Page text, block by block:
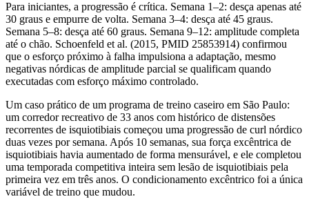
Para iniciantes, a progressão é crítica. Semana 1–2: desça apenas até
30 graus e empurre de volta. Semana 3–4: desça até 45 graus.
Semana 5–8: desça até 60 graus. Semana 9–12: amplitude completa
até o chão. Schoenfeld et al. (2015, PMID 25853914) confirmou
que o esforço próximo à falha impulsiona a adaptação, mesmo
negativas nórdicas de amplitude parcial se qualificam quando
executadas com esforço máximo controlado.
Um caso prático de um programa de treino caseiro em São Paulo:
um corredor recreativo de 33 anos com histórico de distensões
recorrentes de isquiotibiais começou uma progressão de curl nórdico
duas vezes por semana. Após 10 semanas, sua força excêntrica de
isquiotibiais havia aumentado de forma mensurável, e ele completou
uma temporada competitiva inteira sem lesão de isquiotibiais pela
primeira vez em três anos. O condicionamento excêntrico foi a única
variável de treino que mudou.